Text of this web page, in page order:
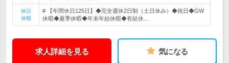
休日
休暇
# 【年間休日125日】◆完全週休2日制（土日休み）◆祝日◆GW
休暇◆夏季休暇◆年末年始休暇◆有給休…
求人詳細を見る 気になる